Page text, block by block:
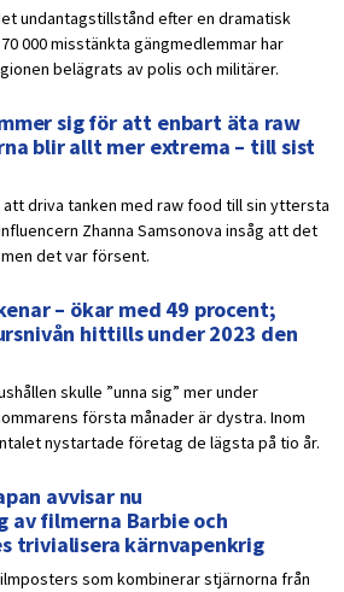
undantagstillstånd efter en dramatisk
000 misstänkta gängmedlemmar har
belägrats av polis och militärer.
sig för att enbart äta raw
blir allt mer extrema – till sist
driva tanken med raw food till sin yttersta
Zhanna Samsonova insåg att det
det var försent.
– ökar med 49 procent;
hittills under 2023 den
skulle ”unna sig” mer under
första månader är dystra. Inom
nystartade företag de lägsta på tio år.
avvisar nu
av filmerna Barbie och
trivialisera kärnvapenkrig
som kombinerar stjärnorna från